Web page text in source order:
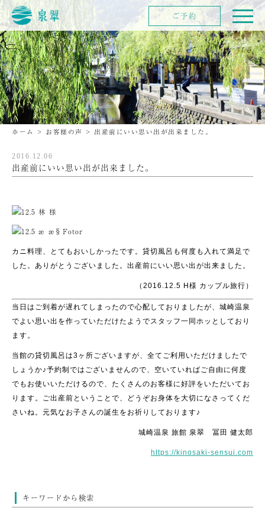
ホーム > お客様の声 > 出産前にいい思い出が出来ました。
2016.12.06
出産前にいい思い出が出来ました。
カニ料理、とてもおいしかったです。貸切風呂も何度も入れて満足で
した。ありがとうございました。出産前にいい思い出が出来ました。
（2016.12.5 H様 カップル旅行）
当日はご到着が遅れてしまったので心配しておりましたが、城崎温泉
でよい思い出を作っていただけたようでスタッフ一同ホッとしており
ます。
当館の貸切風呂は3ヶ所ございますが、全てご利用いただけましたで
しょうか♪予約制ではございませんので、空いていればご自由に何度
でもお使いいただけるので、たくさんのお客様に好評をいただいてお
ります。ご出産前ということで、どうぞお身体を大切になさってくだ
さいね。元気なお子さんの誕生をお祈りしております♪
城崎温泉 旅館 泉翠 冨田 健太郎
https://kinosaki-sensui.com
キーワードから検索
ご予約